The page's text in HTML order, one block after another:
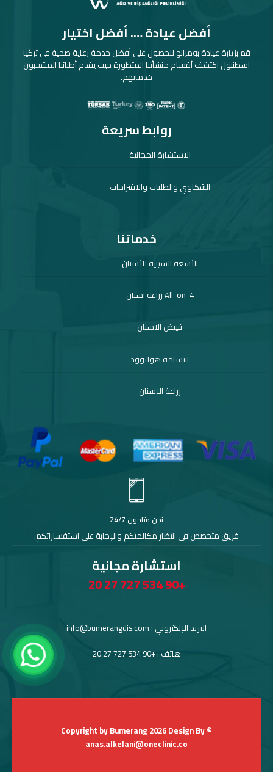
أفضل عيادة …. أفضل اختيار
قم بزيارة عيادة بومرانج للحصول على أفضل خدمة رعاية صحية في تركيا
اسطنبول اكتشف أقسام منشأتنا المتطورة حيث يقدم أطبائنا المنتسبون
خدماتهم.
روابط سريعة
الاستشارة المجانية
الشكاوي والطلبات والاقتراحات
خدماتنا
الأشعة السينية للأسنان
All-on-4 زراعة اسنان
تبييض الاسنان
ابتسامة هوليوود
زراعة الاسنان
نحن متاحون 24/7
فريق متخصص في انتظار مكالمتكم والإجابة على استفساراتكم.
استشارة مجانية
+90 534 727 27 20
البريد الإلكتروني : info@bumerangdis.com
هاتف : +90 534 727 27 20
© Copyright by Bumerang 2026 Design By
anas.alkelani@oneclinic.co